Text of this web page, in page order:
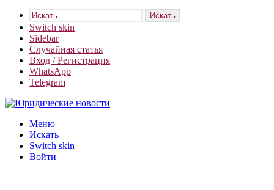
Искать
Switch skin
Sidebar
Случайная статья
Вход / Регистрация
WhatsApp
Telegram
Меню
Искать
Switch skin
Войти